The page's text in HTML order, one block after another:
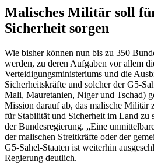
Malisches Militär soll
Sicherheit sorgen
Wie bisher können nun bis zu 350
werden, zu deren Aufgaben vor allem
Verteidigungsministeriums und die
Sicherheitskräfte und solcher der G5-
Mali, Mauretanien, Niger und Tschad)
Mission darauf ab, das malische Militär
für Stabilität und Sicherheit im Land zu
der Bundesregierung. „Eine
der malischen Streitkräfte oder der
G5-Sahel-Staaten ist weiterhin
Regierung deutlich.